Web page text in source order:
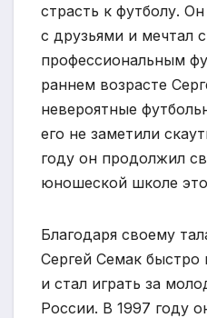
страсть к футболу.
с друзьями и мечтал
профессиональным
раннем возрасте
невероятные
его не заметили
году он продолжил
юношеской школе
Благодаря своему
Сергей Семак быстро
и стал играть за
России. В 1997 году